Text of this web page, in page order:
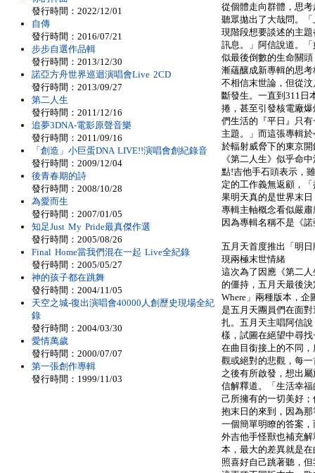
從個體走向群體，思
聽眾拋出了大哉問。
現階段想要談述的主
訊息。」阿信說道。
似最後倒數的生命關
漸蘊釀成新專輯的思
不相信末世論，但從
斷發生。一直到311日
捲，甚至引發核電廠
們生活的『平日』只
主題。」而這張專輯
於輻射威脅下的東京
《第二人生》似乎命
點!吉他手石頭表示，
定的工作義無返顧，
果明天真的是世界末
專輯主軸概念看似嚴
因為專輯名稱不是《
五月天首度推出「明
現兩極末世情緒
這次為了因應《第二
的僵持，五月天最後
Where」兩種版本，
是五月天團員們在面
扎。五月天主唱阿信
樣，試圖在絕望中尋
在曲目銜接上的不同
觀或絕對的悲觀，每
之後有所啟發，想出
信解釋道。「生活幸
己所擁有的一切美好
抱末日的來到，因為
一個簡單明瞭的答案
外吉他手怪獸也補充
本，最大的差異就是
照喜好自己跳著聽，
發行時間：2022/12/01
自傳
發行時間：2016/07/21
步步自選作品輯
發行時間：2013/12/30
諾亞方舟世界巡迴演唱會Live 2CD
發行時間：2013/09/27
第二人生
發行時間：2011/12/16
追夢3DNA-電影原聲音樂
發行時間：2011/09/16
「創造」小巨蛋DNA LIVE!!演唱會創紀錄音
發行時間：2009/12/04
後青春期的詩
發行時間：2008/10/28
為愛而生
發行時間：2007/01/05
知足Just My Pride最真傑作選
發行時間：2005/08/26
Final Home當我們混在一起 Live全紀錄
發行時間：2005/05/27
神的孩子都在跳舞
發行時間：2004/11/05
天空之城-復出演唱會40000人創歷史現場全紀
錄
發行時間：2004/03/30
愛情萬歲
發行時間：2000/07/07
第一張創作專輯
發行時間：1999/11/03